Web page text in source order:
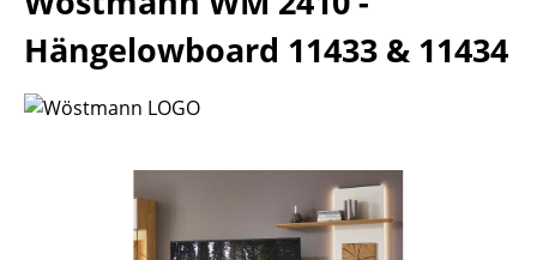
Hängelowboard 11433 & 11434